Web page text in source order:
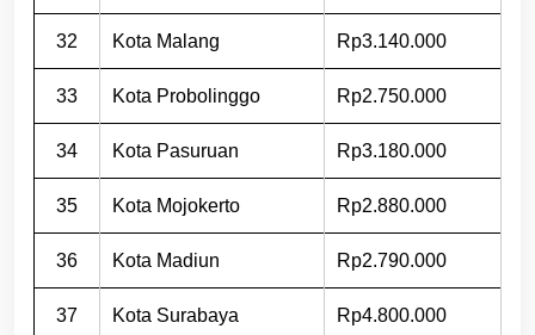
32 Kota Malang Rp3.140.000
33 Kota Probolinggo Rp2.750.000
34 Kota Pasuruan Rp3.180.000
35 Kota Mojokerto Rp2.880.000
36 Kota Madiun Rp2.790.000
37 Kota Surabaya Rp4.800.000